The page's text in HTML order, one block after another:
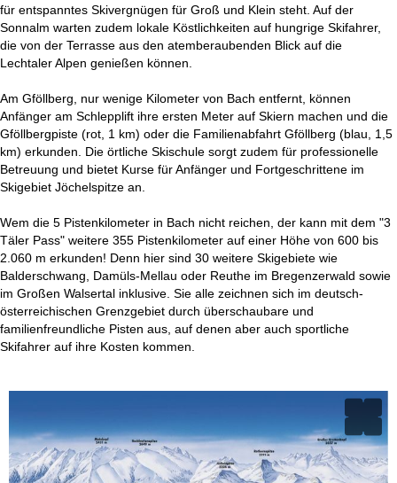
für entspanntes Skivergnügen für Groß und Klein steht. Auf der
Sonnalm warten zudem lokale Köstlichkeiten auf hungrige Skifahrer,
die von der Terrasse aus den atemberaubenden Blick auf die
Lechtaler Alpen genießen können.
Am Gföllberg, nur wenige Kilometer von Bach entfernt, können
Anfänger am Schlepplift ihre ersten Meter auf Skiern machen und die
Gföllbergpiste (rot, 1 km) oder die Familienabfahrt Gföllberg (blau, 1,5
km) erkunden. Die örtliche Skischule sorgt zudem für professionelle
Betreuung und bietet Kurse für Anfänger und Fortgeschrittene im
Skigebiet Jöchelspitze an.
Wem die 5 Pistenkilometer in Bach nicht reichen, der kann mit dem "3
Täler Pass" weitere 355 Pistenkilometer auf einer Höhe von 600 bis
2.060 m erkunden! Denn hier sind 30 weitere Skigebiete wie
Balderschwang, Damüls-Mellau oder Reuthe im Bregenzerwald sowie
im Großen Walsertal inklusive. Sie alle zeichnen sich im deutsch-
österreichischen Grenzgebiet durch überschaubare und
familienfreundliche Pisten aus, auf denen aber auch sportliche
Skifahrer auf ihre Kosten kommen.